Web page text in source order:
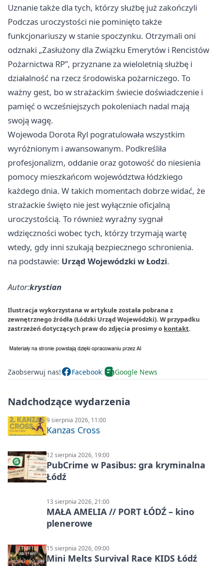
Uznanie także dla tych, którzy służbę już zakończyli
Podczas uroczystości nie pominięto także
funkcjonariuszy w stanie spoczynku. Otrzymali oni
odznaki „Zasłużony dla Związku Emerytów i Rencistów
Pożarnictwa RP”, przyznane za wieloletnią służbę i
działalność na rzecz środowiska pożarniczego. To
ważny gest, bo w strażackim świecie doświadczenie i
pamięć o wcześniejszych pokoleniach nadal mają
swoją wagę.
Wojewoda Dorota Ryl pogratulowała wszystkim
wyróżnionym i awansowanym. Podkreśliła
profesjonalizm, oddanie oraz gotowość do niesienia
pomocy mieszkańcom województwa łódzkiego
każdego dnia. W takich momentach dobrze widać, że
strażackie święto nie jest wyłącznie oficjalną
uroczystością. To również wyraźny sygnał
wdzięczności wobec tych, którzy trzymają wartę
wtedy, gdy inni szukają bezpiecznego schronienia.
na podstawie: Urząd Wojewódzki w Łodzi.
Autor:krystian
Ilustracja wykorzystana w artykule została pobrana z
zewnętrznego źródła (Łódzki Urząd Wojewódzki). W przypadku
zastrzeżeń dotyczących praw do zdjęcia prosimy o kontakt.
Zaobserwuj nas! Facebook Google News
Nadchodzące wydarzenia
9 sierpnia 2026, 11:00
Kanzas Cross
12 sierpnia 2026, 19:00
PubCrime w Pasibus: gra kryminalna
Łódź
13 sierpnia 2026, 21:00
MAŁA AMELIA // PORT ŁÓDŹ – kino
plenerowe
15 sierpnia 2026, 09:00
Mini Melts Survival Race KIDS Łódź